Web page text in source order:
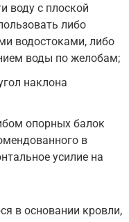
воду с плоской
либо
водостоками, либо
воды по желобам;
наклона
опорных балок
в
усилие на
в основании кровли,